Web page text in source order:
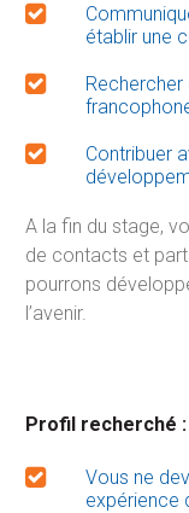
établir une
Contribuer
A la fin du stage,
de contacts et
pourrons
l’avenir.
Profil recherché :
Vous ne
expérience